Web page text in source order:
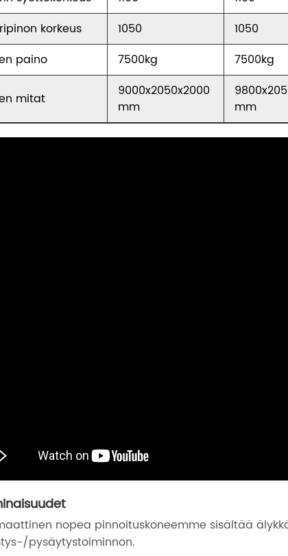
korkeus
1050
1050
paino
7500kg 7500kg
mitat
9000x2050x2000
mm
mm
nopea pinnoituskoneemme sisältää
pysäytystoiminnon.